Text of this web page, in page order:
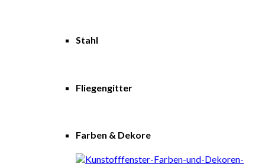
Stahl
Fliegengitter
Farben & Dekore